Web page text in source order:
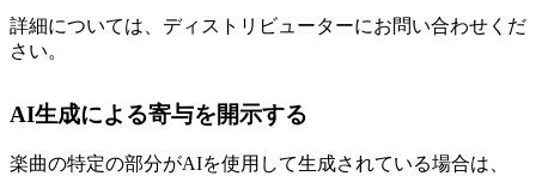
詳細については、ディストリビューターにお問い合わせくだ
さい。
AI生成による寄与を開示する
楽曲の特定の部分がAIを使用して生成されている場合は、